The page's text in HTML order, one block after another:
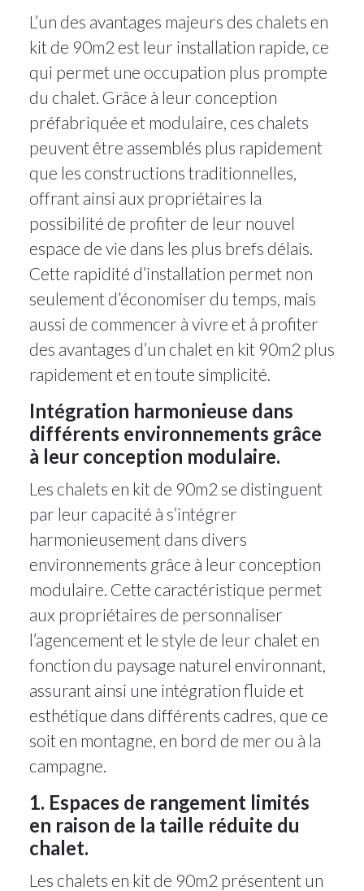
L’un des avantages majeurs des chalets en
kit de 90m2 est leur installation rapide, ce
qui permet une occupation plus prompte
du chalet. Grâce à leur conception
préfabriquée et modulaire, ces chalets
peuvent être assemblés plus rapidement
que les constructions traditionnelles,
offrant ainsi aux propriétaires la
possibilité de profiter de leur nouvel
espace de vie dans les plus brefs délais.
Cette rapidité d’installation permet non
seulement d’économiser du temps, mais
aussi de commencer à vivre et à profiter
des avantages d’un chalet en kit 90m2 plus
rapidement et en toute simplicité.
Intégration harmonieuse dans
différents environnements grâce
à leur conception modulaire.
Les chalets en kit de 90m2 se distinguent
par leur capacité à s’intégrer
harmonieusement dans divers
environnements grâce à leur conception
modulaire. Cette caractéristique permet
aux propriétaires de personnaliser
l’agencement et le style de leur chalet en
fonction du paysage naturel environnant,
assurant ainsi une intégration fluide et
esthétique dans différents cadres, que ce
soit en montagne, en bord de mer ou à la
campagne.
1. Espaces de rangement limités
en raison de la taille réduite du
chalet.
Les chalets en kit de 90m2 présentent un